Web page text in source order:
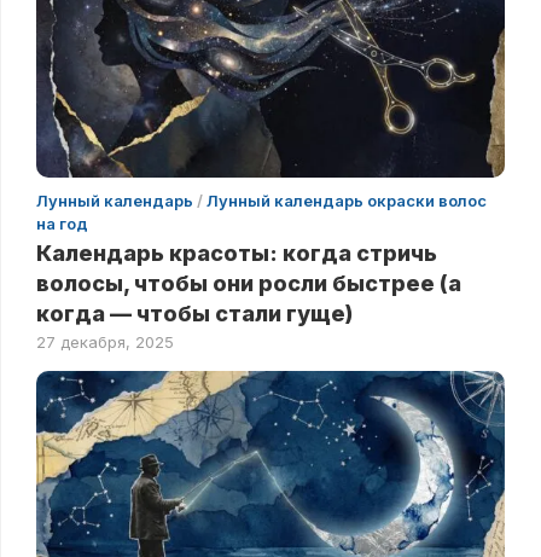
Лунный календарь /Лунный календарь окраски волос
на год
Календарь красоты: когда стричь
волосы, чтобы они росли быстрее (а
когда — чтобы стали гуще)
27 декабря, 2025